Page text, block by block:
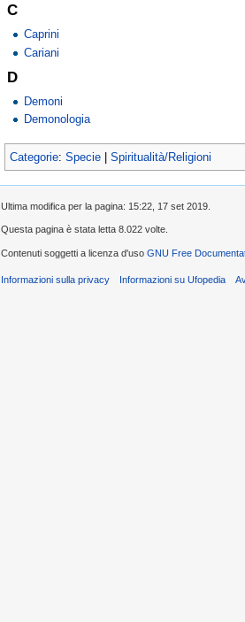
C
Caprini
Cariani
D
Demoni
Demonologia
Categorie: Specie | Spiritualità/Religioni
Ultima modifica per la pagina: 15:22, 17 set 2019.
Questa pagina è stata letta 8.022 volte.
Contenuti soggetti a licenza d'uso GNU Free
Informazioni sulla privacy Informazioni su Ufopedia